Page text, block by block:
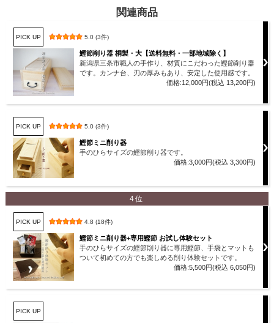
関連商品
PICK UP 5.0 (3件)
鰹節削り器 桐製・大【送料無料・一部地域除く】
新潟県三条市職人の手作り、材質にこだわった鰹節削り器
です。カンナ台、刃の厚みもあり、安定した使用感です。
価格:12,000円(税込 13,200円)
PICK UP 5.0 (3件)
鰹節ミニ削り器
手のひらサイズの鰹節削り器です。
価格:3,000円(税込 3,300円)
4位
PICK UP 4.8 (18件)
鰹節ミニ削り器+専用鰹節 お試し体験セット
手のひらサイズの鰹節削り器に専用鰹節、手袋とマットも
ついて初めての方でも楽しめる削り体験セットです。
価格:5,500円(税込 6,050円)
PICK UP